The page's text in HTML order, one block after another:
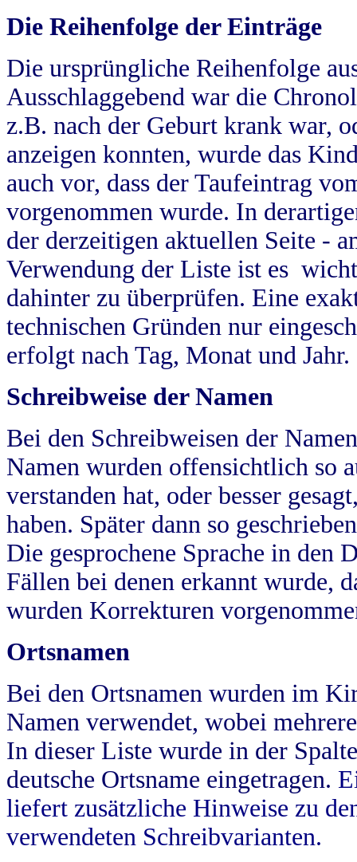
Die Reihenfolge der Einträge
Die ursprüngliche Reihenfolge
Ausschlaggebend war die
z.B. nach der Geburt krank war,
anzeigen konnten, wurde das
auch vor, dass der Taufeintrag
vorgenommen wurde. In
der derzeitigen aktuellen Seite -
Verwendung der Liste ist es
dahinter zu überprüfen. Eine
technischen Gründen nur
erfolgt nach Tag, Monat und Jahr.
Schreibweise der Namen
Bei den Schreibweisen der
Namen wurden offensichtlich so
verstanden hat, oder besser
haben. Später dann so
Die gesprochene Sprache in
Fällen bei denen erkannt wurde,
wurden Korrekturen
Ortsnamen
Bei den Ortsnamen wurden im
Namen verwendet, wobei
In dieser Liste wurde in der
deutsche Ortsname eingetragen.
liefert zusätzliche Hinweise zu
verwendeten Schreibvarianten.